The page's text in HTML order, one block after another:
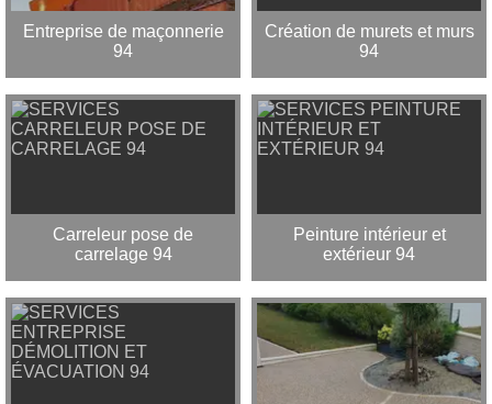
Entreprise de maçonnerie
94
Création de murets et murs
94
Carreleur pose de
carrelage 94
Peinture intérieur et
extérieur 94